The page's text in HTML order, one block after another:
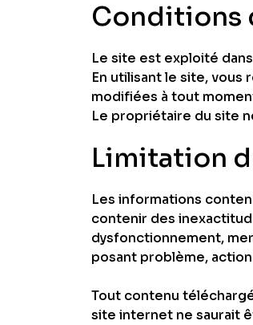
Conditions
Le site est exploité
En utilisant le site,
modifiées à tout
Le propriétaire du site
Limitation
Les informations
contenir des
dysfonctionnement,
posant problème,
Tout contenu
site internet ne saurait